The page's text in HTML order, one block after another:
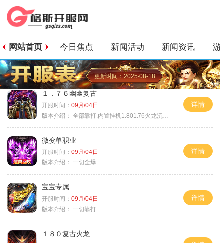
网站首页 今日焦点 新闻活动 新闻资讯
更新时间：2025-08-18
１．７６幽幽复古
开服时间： 09月/04日
版本介绍： 全部靠打.内置挂机1.801.76火龙沉默微变
详情
微变单职业
开服时间： 09月/04日
版本介绍： 一切全爆
详情
宝宝专属
开服时间： 09月/04日
版本介绍： 一切靠打
详情
１８０复古火龙